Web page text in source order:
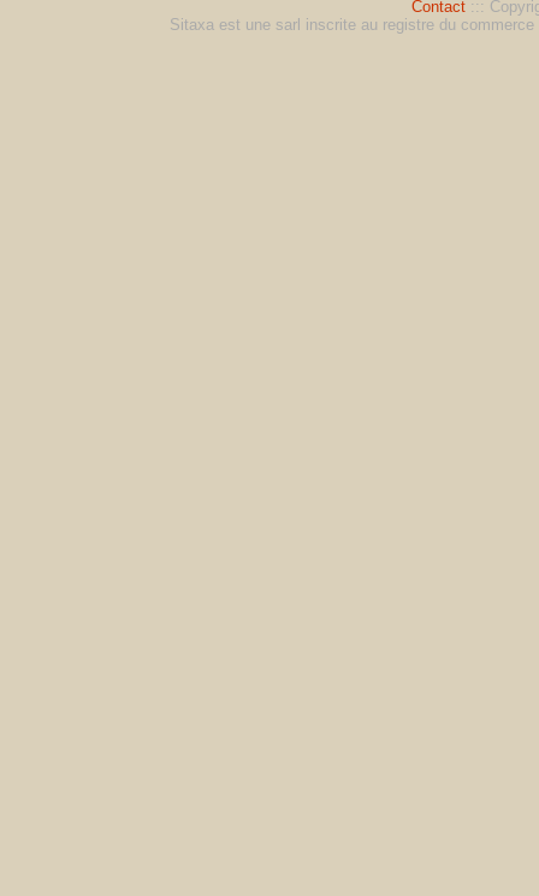
Contact :::
Sitaxa est une sarl inscrite au registre du